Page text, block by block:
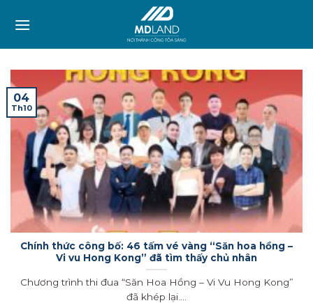
Chính thức công bố: 46 tấm vé vàng “Săn hoa hồng –
Vi vu Hong Kong” đã tìm thấy chủ nhân
Chương trình thi đua “Săn Hoa Hồng – Vi Vu Hong Kong”
đã khép lại....
04
Th10